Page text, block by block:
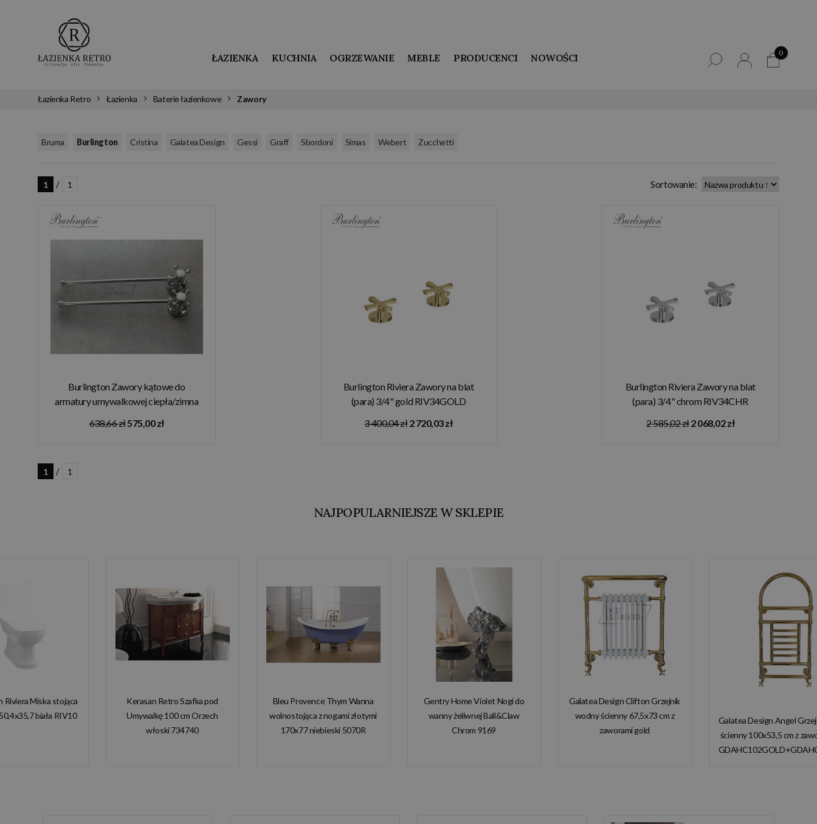
ŁAZIENKA KUCHNIA OGRZEWANIE MEBLE PRODUCENCI NOWOŚCI 0
Łazienka Retro Łazienka Baterie łazienkowe Zawory
Bruma Burlington Cristina Galatea Design Gessi Graff Sbordoni Simas Webert Zucchetti
1 / 1 Sortowanie:
Burlington Zawory kątowe do
armatury umywalkowej ciepła/zimna
638,66 zł575,00 zł
Burlington Riviera Zawory na blat
(para) 3/4" gold RIV34GOLD
3 400,04 zł2 720,03 zł
Burlington Riviera Zawory na blat
(para) 3/4" chrom RIV34CHR
2 585,02 zł2 068,02 zł
1 / 1
NAJPOPULARNIEJSZE W SKLEPIE
Riviera Miska stojąca
biała RIV10
Kerasan Retro Szafka pod
Umywalkę 100 cm Orzech
włoski 734740
Bleu Provence Thym Wanna
wolnostojąca z nogami złotymi
170x77 niebieski 5070R
Gentry Home Violet Nogi do
wanny żeliwnej Ball&Claw
Chrom 9169
Galatea Design Clifton Grzejnik
wodny ścienny 67,5x73 cm z
zaworami gold
Galatea Design Angel
ścienny 100x53,5 cm z